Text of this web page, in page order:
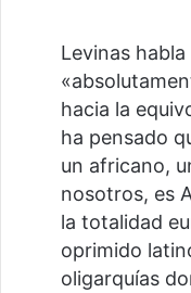
Levinas
hacia la
ha pensado
un africano,
nosotros, es
la totalidad
oprimido
oligarquías